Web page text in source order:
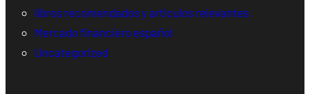
libros recomendados y artículos relevantes
Mercado financiero español
Uncategorized